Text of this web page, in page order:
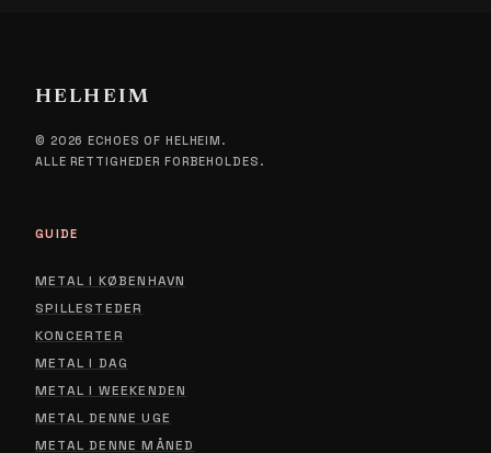
HELHEIM
© 2026 ECHOES OF HELHEIM.
ALLE RETTIGHEDER FORBEHOLDES.
GUIDE
METAL I KØBENHAVN
SPILLESTEDER
KONCERTER
METAL I DAG
METAL I WEEKENDEN
METAL DENNE UGE
METAL DENNE MÅNED